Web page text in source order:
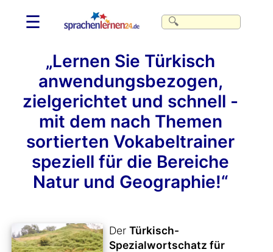
☰
„Lernen Sie Türkisch
anwendungsbezogen,
zielgerichtet und schnell -
mit dem nach Themen
sortierten Vokabeltrainer
speziell für die Bereiche
Natur und Geographie!“
Der Türkisch-
Spezialwortschatz für